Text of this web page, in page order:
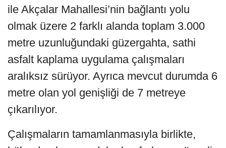
ile Akçalar Mahallesi’nin bağlantı yolu
olmak üzere 2 farklı alanda toplam 3.000
metre uzunluğundaki güzergahta, sathi
asfalt kaplama uygulama çalışmaları
aralıksız sürüyor. Ayrıca mevcut durumda 6
metre olan yol genişliği de 7 metreye
çıkarılıyor.
Çalışmaların tamamlanmasıyla birlikte,